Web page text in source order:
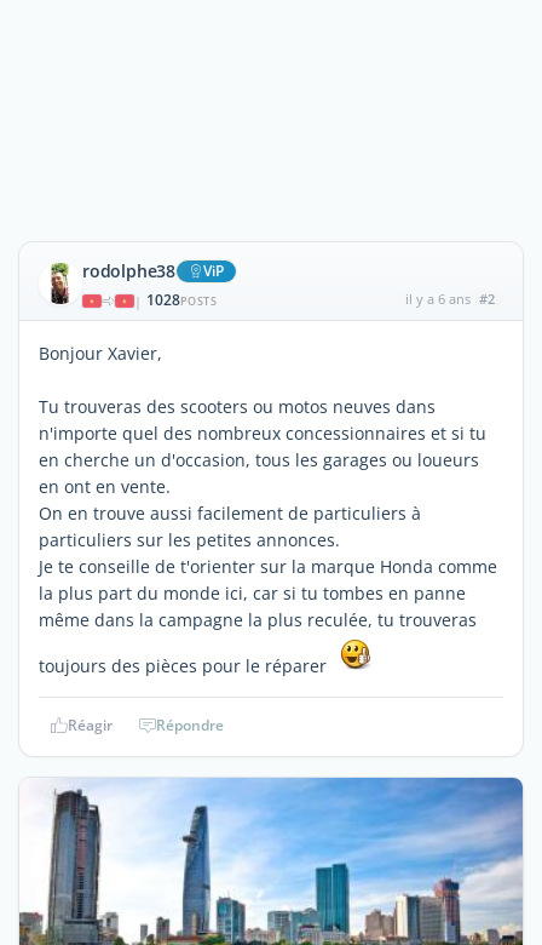
rodolphe38 ViP
| 1028POSTS il y a 6 ans #2
Bonjour Xavier,
Tu trouveras des scooters ou motos neuves dans
n'importe quel des nombreux concessionnaires et si tu
en cherche un d'occasion, tous les garages ou loueurs
en ont en vente.
On en trouve aussi facilement de particuliers à
particuliers sur les petites annonces.
Je te conseille de t'orienter sur la marque Honda comme
la plus part du monde ici, car si tu tombes en panne
même dans la campagne la plus reculée, tu trouveras
toujours des pièces pour le réparer
Réagir Répondre